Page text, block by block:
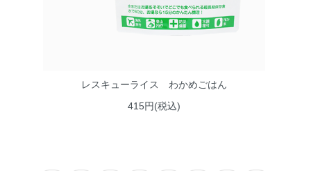
レスキューライス わかめごはん
415円(税込)